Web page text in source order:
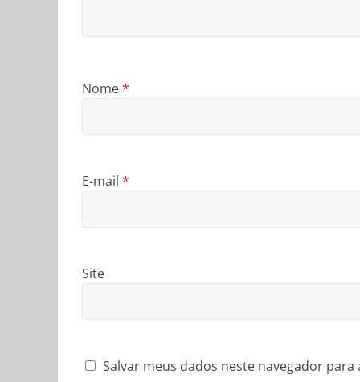
Nome*
E-mail *
Site
Salvar meus dados neste navegador